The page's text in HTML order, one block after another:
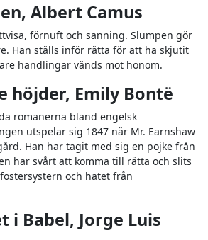
Albert Camus
förnuft och sanning. Slumpen gör
Han ställs inför rätta för att ha skjutit
handlingar vänds mot honom.
höjder, Emily Bontë
romanerna bland engelsk
utspelar sig 1847 när Mr. Earnshaw
Han har tagit med sig en pojke från
har svårt att komma till rätta och slits
och hatet från
i Babel, Jorge Luis